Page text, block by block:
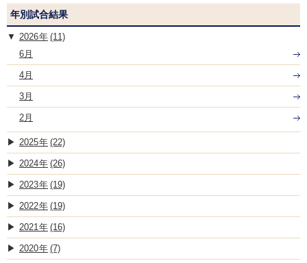
年別試合結果
2026
(11)
6月
4月
3月
2月
2025 (22)
2024 (26)
2023 (19)
2022 (19)
2021 (16)
2020 (7)